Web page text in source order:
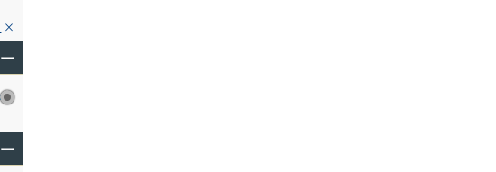
ー
ー